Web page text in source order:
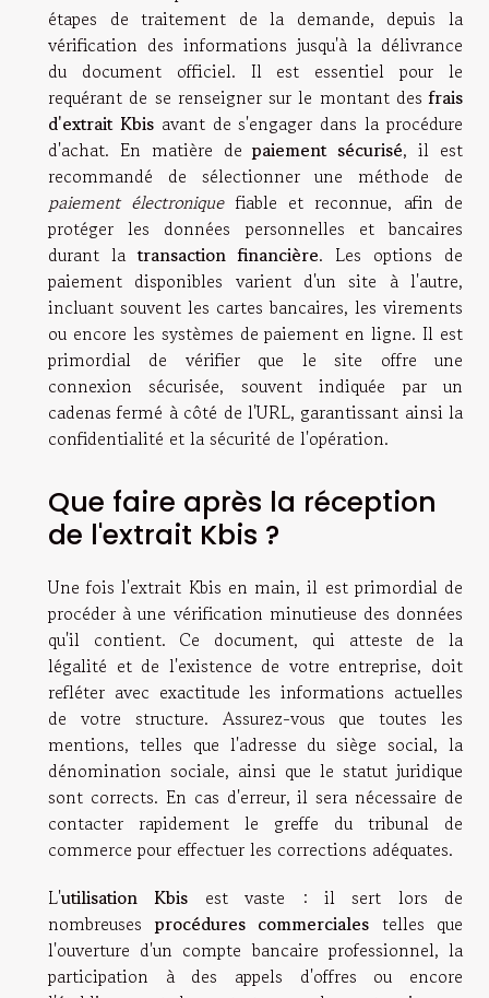
étapes de traitement de la demande, depuis la
vérification des informations jusqu'à la délivrance
du document officiel. Il est essentiel pour le
requérant de se renseigner sur le montant desfrais
d'extrait Kbisavant de s'engager dans la procédure
d'achat. En matière depaiement sécurisé, il est
recommandé de sélectionner une méthode de
paiement électroniquefiable et reconnue, afin de
protéger les données personnelles et bancaires
durant latransaction financière. Les options de
paiement disponibles varient d'un site à l'autre,
incluant souvent les cartes bancaires, les virements
ou encore les systèmes de paiement en ligne. Il est
primordial de vérifier que le site offre une
connexion sécurisée, souvent indiquée par un
cadenas fermé à côté de l'URL, garantissant ainsi la
confidentialité et la sécurité de l'opération.
Que faire après la réception
de l'extrait Kbis ?
Une fois l'extrait Kbis en main, il est primordial de
procéder à une vérification minutieuse des données
qu'il contient. Ce document, qui atteste de la
légalité et de l'existence de votre entreprise, doit
refléter avec exactitude les informations actuelles
de votre structure. Assurez-vous que toutes les
mentions, telles que l'adresse du siège social, la
dénomination sociale, ainsi que le statut juridique
sont corrects. En cas d'erreur, il sera nécessaire de
contacter rapidement le greffe du tribunal de
commerce pour effectuer les corrections adéquates.
L'utilisation Kbis est vaste : il sert lors de
nombreuses procédures commerciales telles que
l'ouverture d'un compte bancaire professionnel, la
participation à des appels d'offres ou encore